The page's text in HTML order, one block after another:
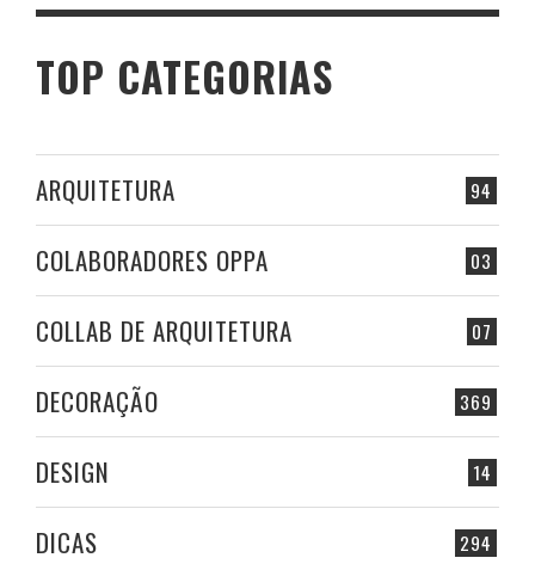
TOP CATEGORIAS
94
ARQUITETURA
03
COLABORADORES OPPA
07
COLLAB DE ARQUITETURA
369
DECORAÇÃO
14
DESIGN
294
DICAS